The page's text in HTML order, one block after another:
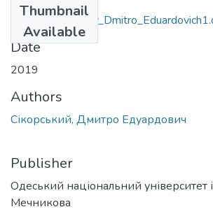
Thumbnail
Available
Date
2019
Authors
Сікорський, Дмитро Едуардович
Publisher
Одеський національний університет
Мечникова